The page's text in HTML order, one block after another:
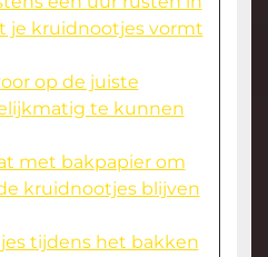
je kruidnootjes vormt
op de juiste
te kunnen
met bakpapier om
kruidnootjes blijven
tijdens het bakken